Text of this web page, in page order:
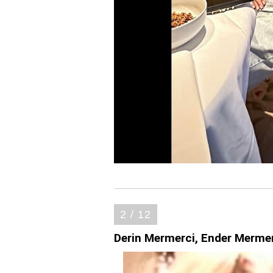
2 / 12
Derin Mermerci, Ender